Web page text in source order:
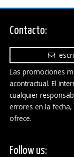
Contacto:
Las promociones
acontractual. El
cualquier
errores en la
ofrece.
Follow us: